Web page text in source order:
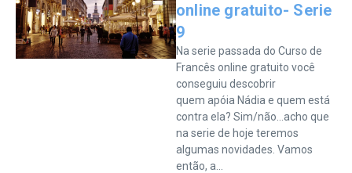
online gratuito- Serie
9
Na serie passada do Curso de
Francês online gratuito você
conseguiu descobrir
quem apóia Nádia e quem está
contra ela? Sim/não…acho que
na serie de hoje teremos
algumas novidades. Vamos
então, a...